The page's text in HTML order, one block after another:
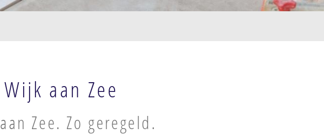
aan Zee
Zee. Zo geregeld.